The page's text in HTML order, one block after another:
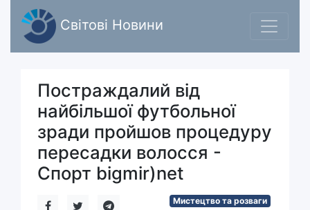
Світові Новини
Постраждалий від
найбільшої футбольної
зради пройшов процедуру
пересадки волосся -
Спорт bigmir)net
Мистецтво та розваги